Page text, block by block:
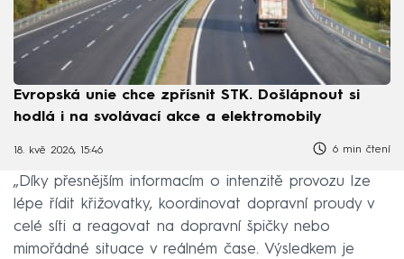
Evropská unie chce zpřísnit STK. Došlápnout si
hodlá i na svolávací akce a elektromobily
18. kvě 2026, 15:46 6 min čtení
„Díky přesnějším informacím o intenzitě provozu lze
lépe řídit křižovatky, koordinovat dopravní proudy v
celé síti a reagovat na dopravní špičky nebo
mimořádné situace v reálném čase. Výsledkem je